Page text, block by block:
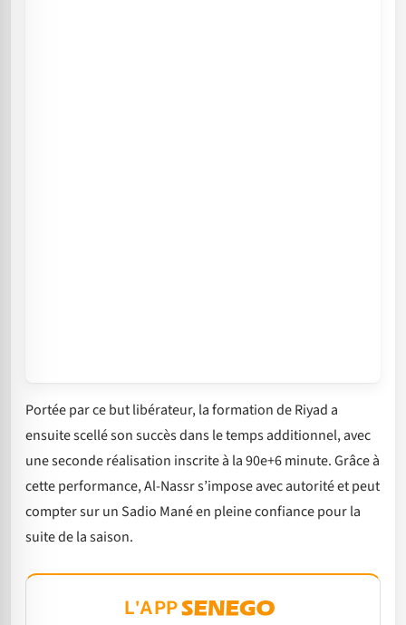
Portée par ce but libérateur, la formation de Riyad a
ensuite scellé son succès dans le temps additionnel, avec
une seconde réalisation inscrite à la 90e+6 minute. Grâce à
cette performance, Al-Nassr s’impose avec autorité et peut
compter sur un Sadio Mané en pleine confiance pour la
suite de la saison.
L'APP